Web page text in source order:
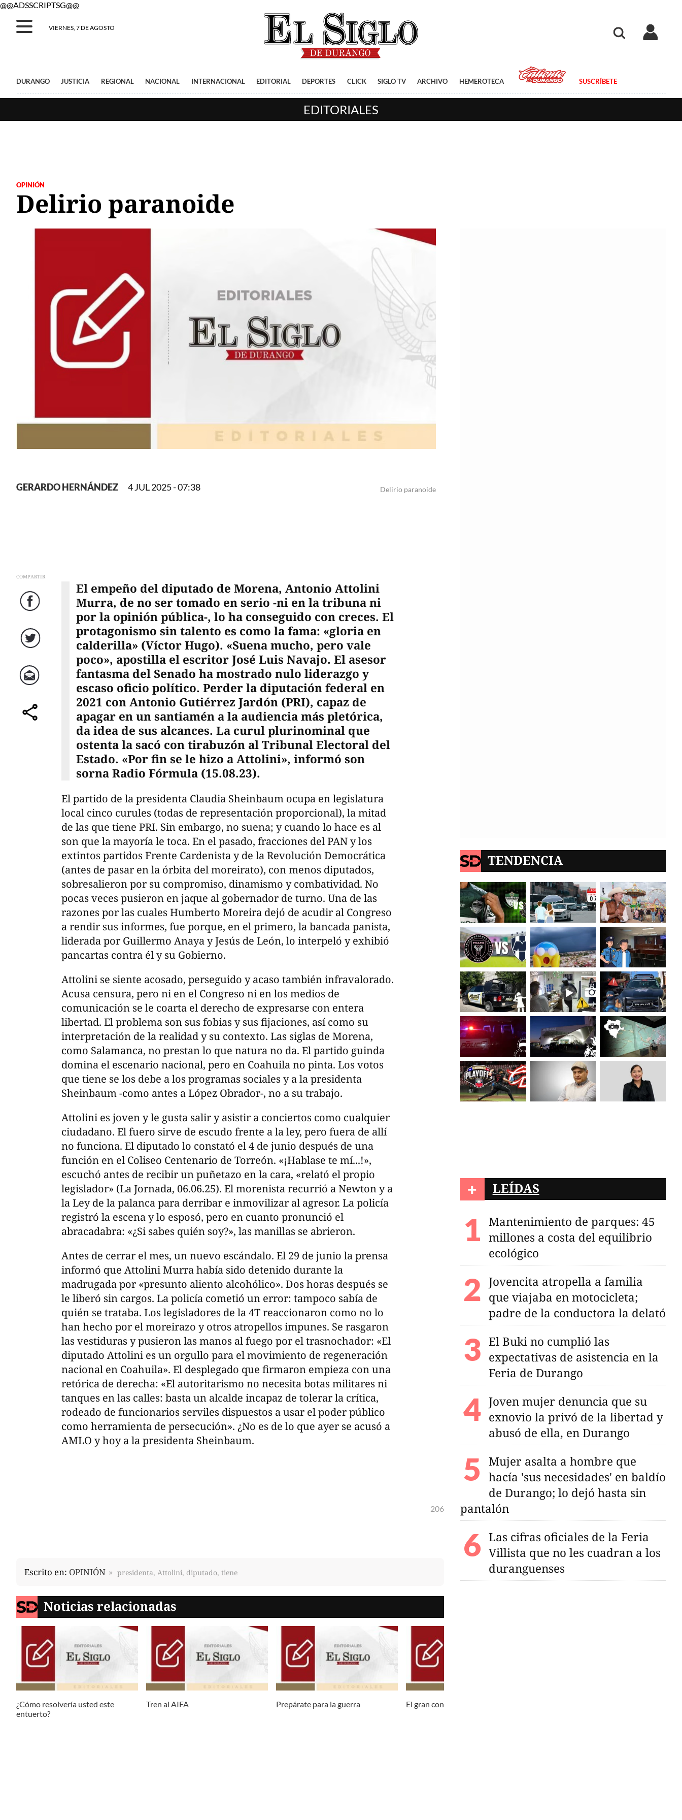
@@ADSSCRIPTSG@@
VIERNES, 7 DE AGOSTO
DURANGO JUSTICIA REGIONAL NACIONAL INTERNACIONAL EDITORIAL DEPORTES CLICK SIGLO TV ARCHIVO HEMEROTECA SUSCRÍBETE
EDITORIALES
OPINIÓN
Delirio paranoide
Delirio paranoide
GERARDO HERNÁNDEZ 4 JUL 2025 - 07:38
COMPARTIR
Facebook
Twitter
Correo
comparte
El empeño del diputado de Morena, Antonio Attolini
Murra, de no ser tomado en serio -ni en la tribuna ni
por la opinión pública-, lo ha conseguido con creces. El
protagonismo sin talento es como la fama: «gloria en
calderilla» (Víctor Hugo). «Suena mucho, pero vale
poco», apostilla el escritor José Luis Navajo. El asesor
fantasma del Senado ha mostrado nulo liderazgo y
escaso oficio político. Perder la diputación federal en
2021 con Antonio Gutiérrez Jardón (PRI), capaz de
apagar en un santiamén a la audiencia más pletórica,
da idea de sus alcances. La curul plurinominal que
ostenta la sacó con tirabuzón al Tribunal Electoral del
Estado. «Por fin se le hizo a Attolini», informó son
sorna Radio Fórmula (15.08.23).
El partido de la presidenta Claudia Sheinbaum ocupa en legislatura
local cinco curules (todas de representación proporcional), la mitad
de las que tiene PRI. Sin embargo, no suena; y cuando lo hace es al
son que la mayoría le toca. En el pasado, fracciones del PAN y los
extintos partidos Frente Cardenista y de la Revolución Democrática
(antes de pasar en la órbita del moreirato), con menos diputados,
sobresalieron por su compromiso, dinamismo y combatividad. No
pocas veces pusieron en jaque al gobernador de turno. Una de las
razones por las cuales Humberto Moreira dejó de acudir al Congreso
a rendir sus informes, fue porque, en el primero, la bancada panista,
liderada por Guillermo Anaya y Jesús de León, lo interpeló y exhibió
pancartas contra él y su Gobierno.
Attolini se siente acosado, perseguido y acaso también infravalorado.
Acusa censura, pero ni en el Congreso ni en los medios de
comunicación se le coarta el derecho de expresarse con entera
libertad. El problema son sus fobias y sus fijaciones, así como su
interpretación de la realidad y su contexto. Las siglas de Morena,
como Salamanca, no prestan lo que natura no da. El partido guinda
domina el escenario nacional, pero en Coahuila no pinta. Los votos
que tiene se los debe a los programas sociales y a la presidenta
Sheinbaum -como antes a López Obrador-, no a su trabajo.
Attolini es joven y le gusta salir y asistir a conciertos como cualquier
ciudadano. El fuero sirve de escudo frente a la ley, pero fuera de allí
no funciona. El diputado lo constató el 4 de junio después de una
función en el Coliseo Centenario de Torreón. «¡Hablase te mí...!»,
escuchó antes de recibir un puñetazo en la cara, «relató el propio
legislador» (La Jornada, 06.06.25). El morenista recurrió a Newton y a
la Ley de la palanca para derribar e inmovilizar al agresor. La policía
registró la escena y lo esposó, pero en cuanto pronunció el
abracadabra: «¿Si sabes quién soy?», las manillas se abrieron.
Antes de cerrar el mes, un nuevo escándalo. El 29 de junio la prensa
informó que Attolini Murra había sido detenido durante la
madrugada por «presunto aliento alcohólico». Dos horas después se
le liberó sin cargos. La policía cometió un error: tampoco sabía de
quién se trataba. Los legisladores de la 4T reaccionaron como no lo
han hecho por el moreirazo y otros atropellos impunes. Se rasgaron
las vestiduras y pusieron las manos al fuego por el trasnochador: «El
diputado Attolini es un orgullo para el movimiento de regeneración
nacional en Coahuila». El desplegado que firmaron empieza con una
retórica de derecha: «El autoritarismo no necesita botas militares ni
tanques en las calles: basta un alcalde incapaz de tolerar la crítica,
rodeado de funcionarios serviles dispuestos a usar el poder público
como herramienta de persecución». ¿No es de lo que ayer se acusó a
AMLO y hoy a la presidenta Sheinbaum.
206
Escrito en: OPINIÓN presidenta, Attolini, diputado, tiene
Noticias relacionadas
¿Cómo resolvería usted este
entuerto?
Tren al AIFA Prepárate para la guerra El gran constructor
TENDENCIA
+ LEÍDAS
Mantenimiento de parques: 45
millones a costa del equilibrio
ecológico
Jovencita atropella a familia
que viajaba en motocicleta;
padre de la conductora la delató
El Buki no cumplió las
expectativas de asistencia en la
Feria de Durango
Joven mujer denuncia que su
exnovio la privó de la libertad y
abusó de ella, en Durango
Mujer asalta a hombre que
hacía 'sus necesidades' en baldío
de Durango; lo dejó hasta sin
pantalón
Las cifras oficiales de la Feria
Villista que no les cuadran a los
duranguenses